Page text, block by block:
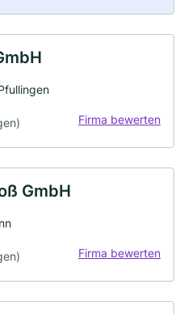
Firma bewerten
GmbH
Firma bewerten